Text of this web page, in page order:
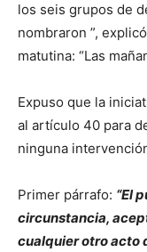
los seis grupos de
nombraron ”,
matutina: “Las
Expuso que la
al artículo 40 para
ninguna
Primer párrafo: “El
circunstancia,
cualquier otro acto